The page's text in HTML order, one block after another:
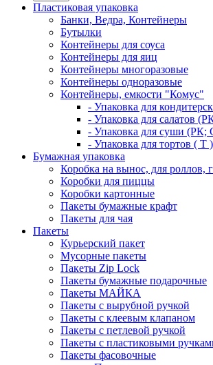
Пластиковая упаковка
Банки, Ведра, Контейнеры
Бутылки
Контейнеры для соуса
Контейнеры для яиц
Контейнеры многоразовые
Контейнеры одноразовые
Контейнеры, емкости "Комус"
- Упаковка для
- Упаковка для салатов
- Упаковка для суши (РК;
- Упаковка для тортов ( Т )
Бумажная упаковка
Коробка на вынос, для роллов,
Коробки для пиццы
Коробки картонные
Пакеты бумажные крафт
Пакеты для чая
Пакеты
Курьерский пакет
Мусорные пакеты
Пакеты Zip Lock
Пакеты бумажные подарочные
Пакеты МАЙКА
Пакеты с вырубной ручкой
Пакеты с клеевым клапаном
Пакеты с петлевой ручкой
Пакеты с пластиковыми
Пакеты фасовочные